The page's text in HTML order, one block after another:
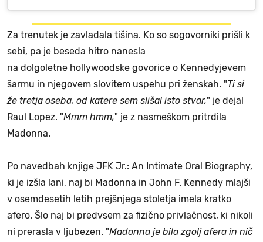
Za trenutek je zavladala tišina. Ko so sogovorniki prišli k
sebi, pa je beseda hitro nanesla
na dolgoletne hollywoodske govorice o Kennedyjevem
šarmu in njegovem slovitem uspehu pri ženskah. "Ti si
že tretja oseba, od katere sem slišal isto stvar," je dejal
Raul Lopez. "Mmm hmm," je z nasmeškom pritrdila
Madonna.
Po navedbah knjige JFK Jr.: An Intimate Oral Biography,
ki je izšla lani, naj bi Madonna in John F. Kennedy mlajši
v osemdesetih letih prejšnjega stoletja imela kratko
afero. Šlo naj bi predvsem za fizično privlačnost, ki nikoli
ni prerasla v ljubezen. "Madonna je bila zgolj afera in nič